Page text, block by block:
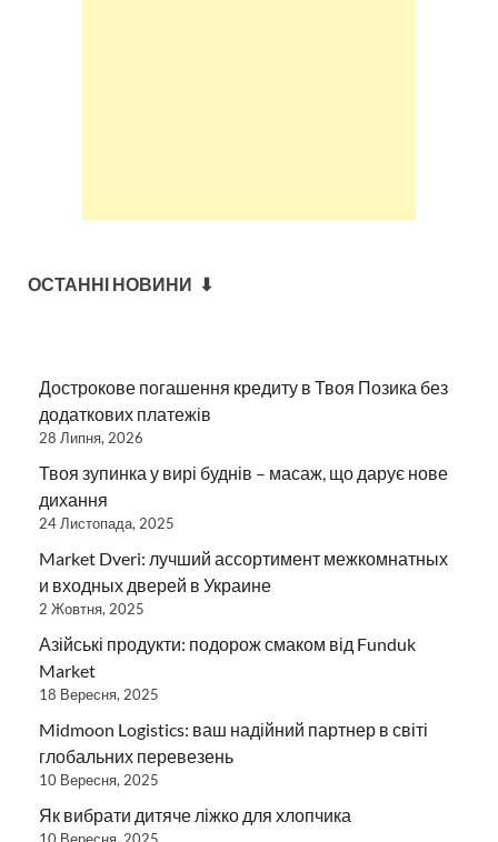
ОСТАННІ НОВИНИ ⬇
Дострокове погашення кредиту в Твоя Позика без
додаткових платежів
28 Липня, 2026
Твоя зупинка у вирі буднів – масаж, що дарує нове
дихання
24 Листопада, 2025
Market Dveri: лучший ассортимент межкомнатных
и входных дверей в Украине
2 Жовтня, 2025
Азійські продукти: подорож смаком від Funduk
Market
18 Вересня, 2025
Midmoon Logistics: ваш надійний партнер в світі
глобальних перевезень
10 Вересня, 2025
Як вибрати дитяче ліжко для хлопчика